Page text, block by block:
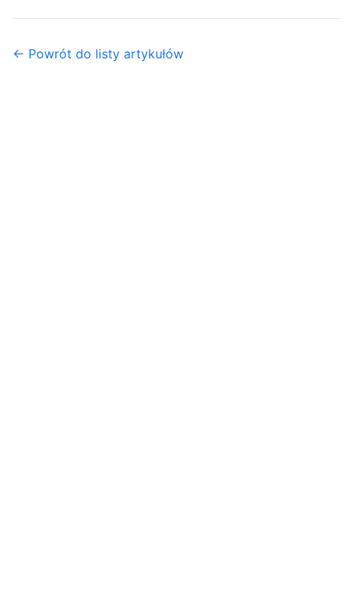
← Powrót do listy artykułów